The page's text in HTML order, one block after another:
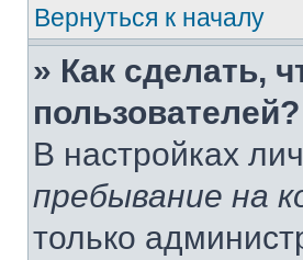
Вернуться к началу
» Как сделать,
пользователей?
В настройках
пребывание на
только